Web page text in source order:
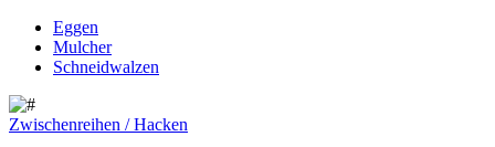
Eggen
Mulcher
Schneidwalzen
Zwischenreihen / Hacken